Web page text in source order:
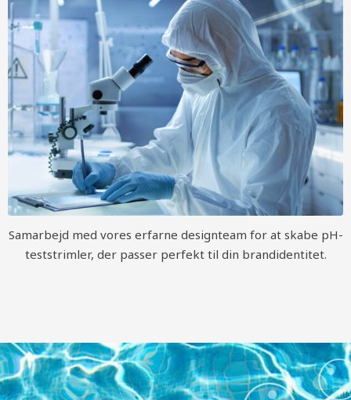
Samarbejd med vores erfarne designteam for at skabe pH-
teststrimler, der passer perfekt til din brandidentitet.